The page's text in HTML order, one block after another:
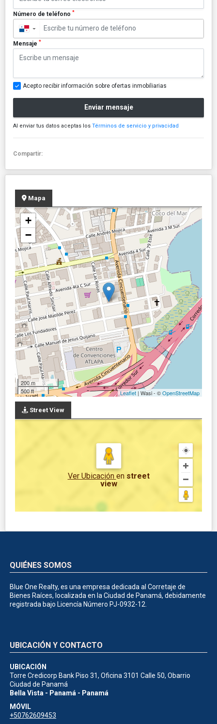
Número de teléfono *
▼
Mensaje *
Acepto recibir información sobre ofertas inmobiliarias
Enviar mensaje
Al enviar tus datos aceptas los Términos de servicio y privacidad
Compartir:
Mapa
+
−
200 m
500 ft
Leaflet | Wasi - ©OpenStreetMap
Street View
Ver Ubicación en street
view
QUIÉNES SOMOS
Blue One Realty, es una empresa dedicada al Corretaje de
Bienes Raíces, localizada en la Ciudad de Panamá, debidamente
registrada bajo Licencía Número PJ-0932-12.
UBICACIÓN Y CONTACTO
UBICACIÓN
Torre Credicorp Bank Piso 31, Oficina 3101 Calle 50, Obarrio
Ciudad de Panamá
Bella Vista - Panamá - Panamá
MÓVIL
+50762609453